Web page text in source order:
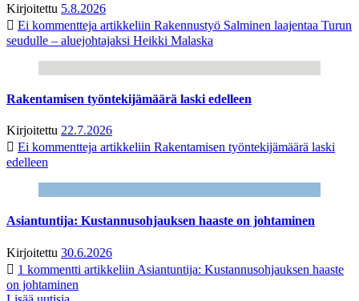
Kirjoitettu 5.8.2026
Ei kommentteja artikkeliin Rakennustyö Salminen laajentaa Turun
seudulle – aluejohtajaksi Heikki Malaska
Rakentamisen työntekijämäärä laski edelleen
Kirjoitettu 22.7.2026
Ei kommentteja artikkeliin Rakentamisen työntekijämäärä laski
edelleen
Asiantuntija: Kustannusohjauksen haaste on johtaminen
Kirjoitettu 30.6.2026
1 kommentti artikkeliin Asiantuntija: Kustannusohjauksen haaste
on johtaminen